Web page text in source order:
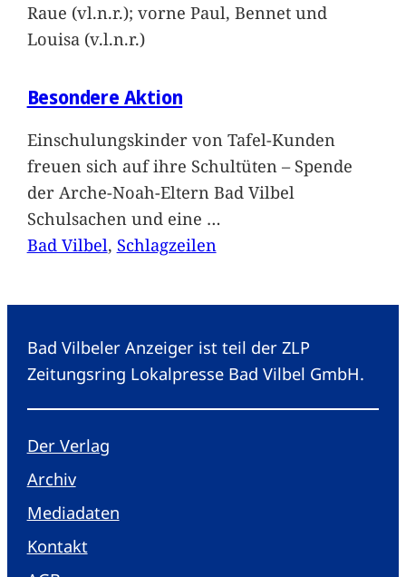
Raue (vl.n.r.); vorne Paul, Bennet und
Louisa (v.l.n.r.)
Besondere Aktion
Einschulungskinder von Tafel-Kunden
freuen sich auf ihre Schultüten – Spende
der Arche-Noah-Eltern Bad Vilbel
Schulsachen und eine …
Bad Vilbel, Schlagzeilen
Bad Vilbeler Anzeiger ist teil der ZLP
Zeitungsring Lokalpresse Bad Vilbel GmbH.
Der Verlag
Archiv
Mediadaten
Kontakt